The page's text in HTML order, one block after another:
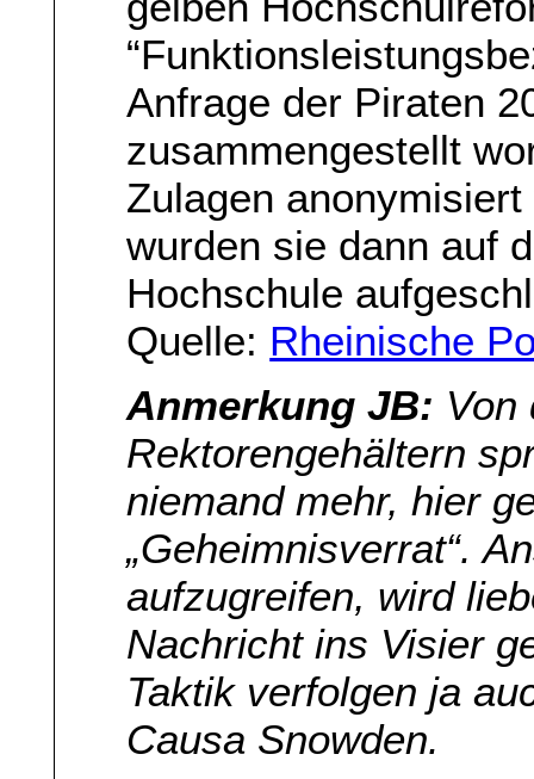
Anfrage der Piraten
zusammengestellt
Zulagen
wurden sie dann auf
Hochschule
Quelle: Rheinische
Anmerkung JB: Von
Rektorengehältern
niemand mehr, hier
„Geheimnisverrat“.
aufzugreifen, wird
Nachricht ins Visier
Taktik verfolgen ja
Causa Snowden.